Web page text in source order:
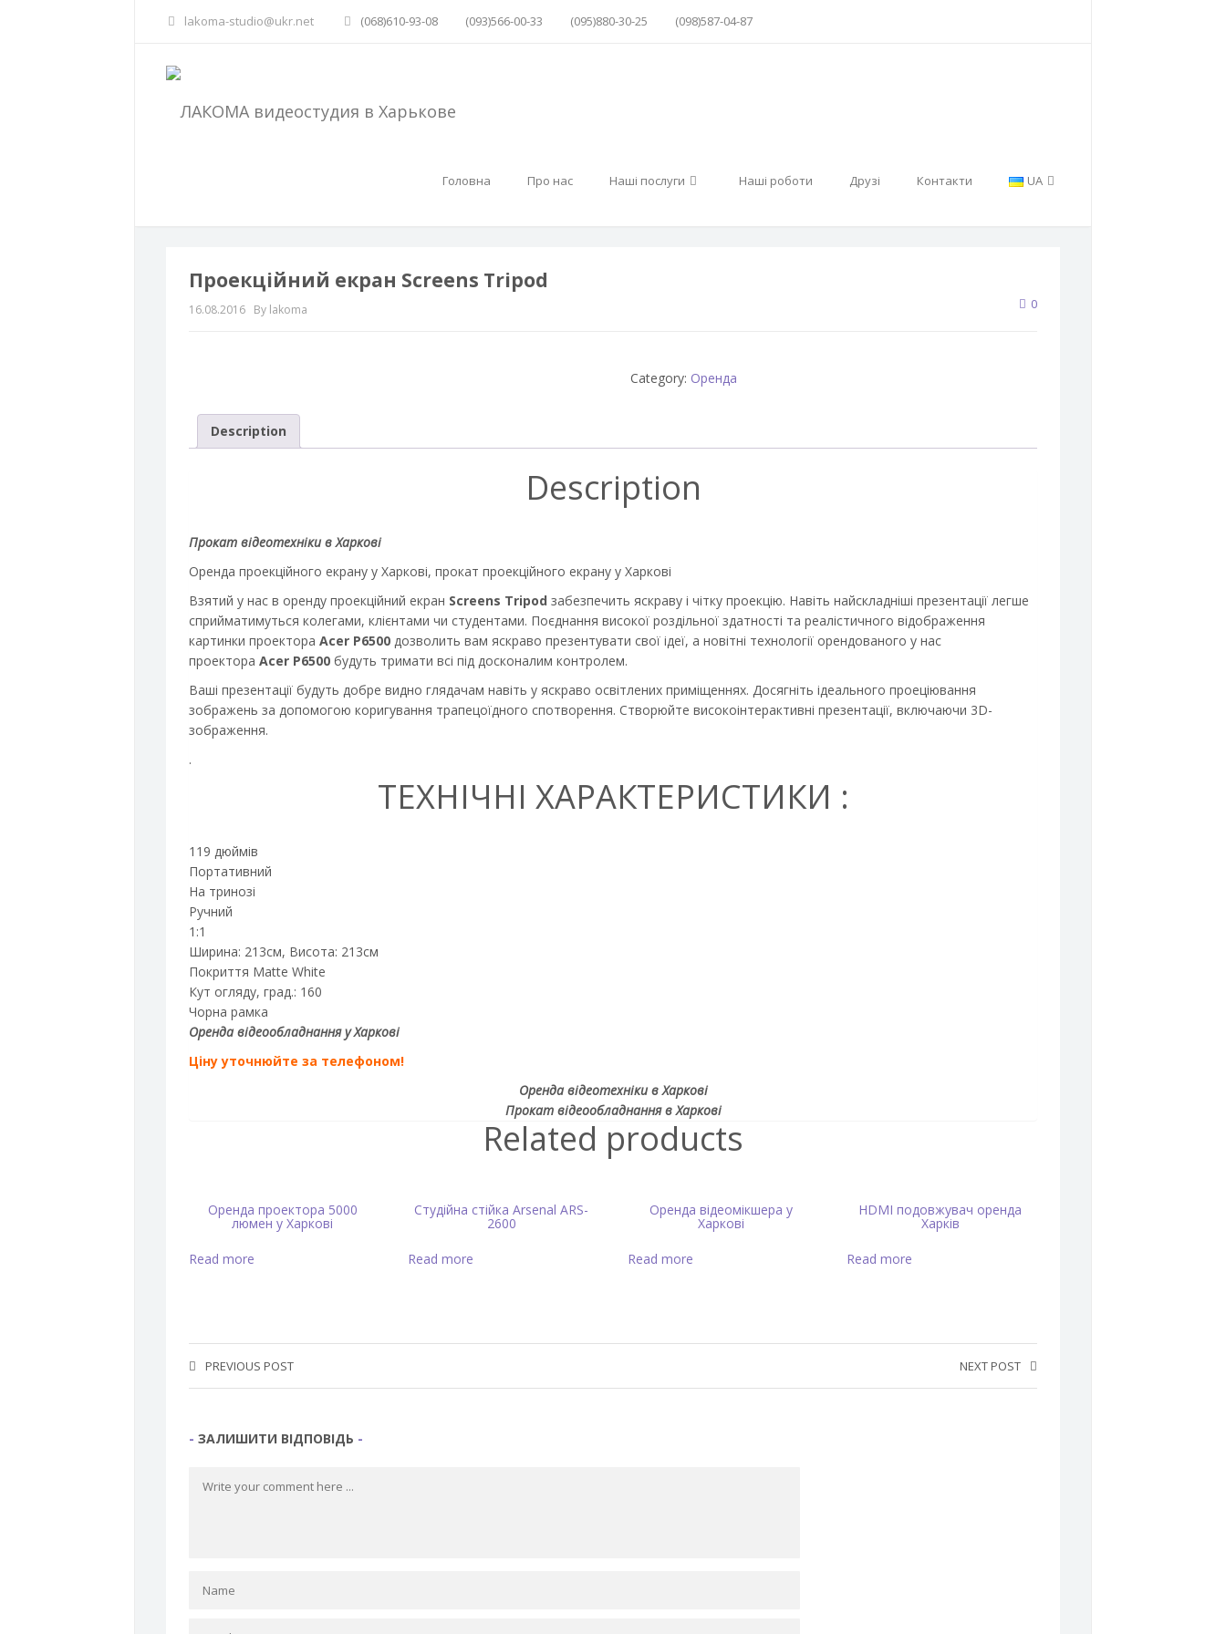
lakoma-studio@ukr.net (068)610-93-08 (093)566-00-33 (095)880-30-25 (098)587-04-87
Головна Про нас Наші послуги Наші роботи Друзі Контакти UA
Проекційний екран Screens Tripod
16.08.2016 By lakoma 0
Category: Оренда
Description
Description
Прокат відеотехніки в Харкові
Оренда проекційного екрану у Харкові, прокат проекційного екрану у Харкові
Взятий у нас в оренду проекційний екран Screens Tripod забезпечить яскраву і чітку проекцію. Навіть найскладніші презентації легше
сприйматимуться колегами, клієнтами чи студентами. Поєднання високої роздільної здатності та реалістичного відображення
картинки проектора Acer P6500 дозволить вам яскраво презентувати свої ідеї, а новітні технології орендованого у нас
проектора Acer P6500 будуть тримати всі під досконалим контролем.
Ваші презентації будуть добре видно глядачам навіть у яскраво освітлених приміщеннях. Досягніть ідеального проеціювання
зображень за допомогою коригування трапецоїдного спотворення. Створюйте високоінтерактивні презентації, включаючи 3D-
зображення.
.
ТЕХНІЧНІ ХАРАКТЕРИСТИКИ :
119 дюймів
Портативний
На тринозі
Ручний
1:1
Ширина: 213см, Висота: 213см
Покриття Matte White
Кут огляду, град.: 160
Чорна рамка
Оренда відеообладнання у Харкові
Ціну уточнюйте за телефоном!
Оренда відеотехніки в Харкові
Прокат відеообладнання в Харкові
Related products
Оренда проектора 5000
люмен у Харкові
Read more
Студійна стійка Arsenal ARS-
2600
Read more
Оренда відеомікшера у
Харкові
Read more
HDMI подовжувач оренда
Харків
Read more
PREVIOUS POST NEXT POST
ЗАЛИШИТИ ВІДПОВІДЬ